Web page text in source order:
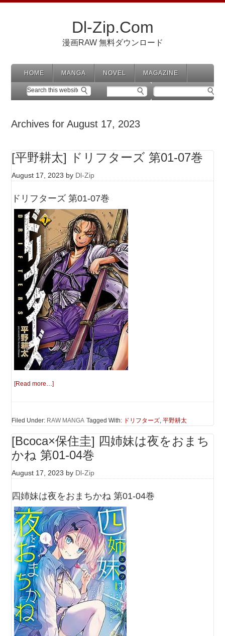
Dl-Zip.Com
漫画RAW 無料ダウンロード
HOME MANGA NOVEL MAGAZINE
Archives for August 17, 2023
[平野耕太] ドリフターズ 第01-07巻
August 17, 2023 by Dl-Zip
ドリフターズ 第01-07巻
[Read more…]
Filed Under: RAW MANGA Tagged With: ドリフターズ,平野耕太
[Bcoca×保住圭] 四姉妹は夜をおまち
かね 第01-04巻
August 17, 2023 by Dl-Zip
四姉妹は夜をおまちかね 第01-04巻